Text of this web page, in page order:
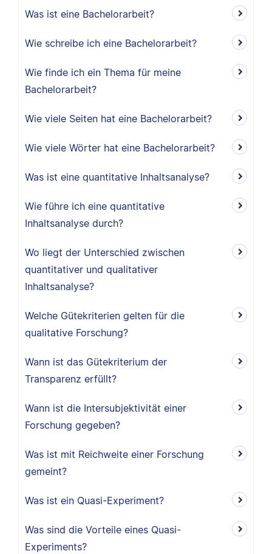
Was ist eine Bachelorarbeit?
Wie schreibe ich eine Bachelorarbeit?
Wie finde ich ein Thema für meine
Bachelorarbeit?
Wie viele Seiten hat eine Bachelorarbeit?
Wie viele Wörter hat eine Bachelorarbeit?
Was ist eine quantitative Inhaltsanalyse?
Wie führe ich eine quantitative
Inhaltsanalyse durch?
Wo liegt der Unterschied zwischen
quantitativer und qualitativer
Inhaltsanalyse?
Welche Gütekriterien gelten für die
qualitative Forschung?
Wann ist das Gütekriterium der
Transparenz erfüllt?
Wann ist die Intersubjektivität einer
Forschung gegeben?
Was ist mit Reichweite einer Forschung
gemeint?
Was ist ein Quasi-Experiment?
Was sind die Vorteile eines Quasi-
Experiments?